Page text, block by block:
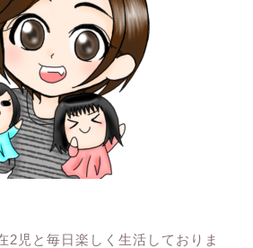
2児と毎日楽しく生活しておりま